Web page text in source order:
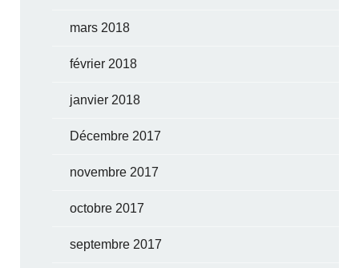
mars 2018
février 2018
janvier 2018
Décembre 2017
novembre 2017
octobre 2017
septembre 2017